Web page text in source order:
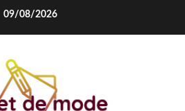
09/08/2026